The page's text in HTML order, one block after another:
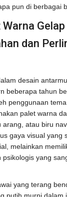
pun di berbagai
dan
desain
beberapa tahun
penggunaan
palet warna
arang, atau biru
gaya visual yang
melainkan
psikologis yang
yang terang